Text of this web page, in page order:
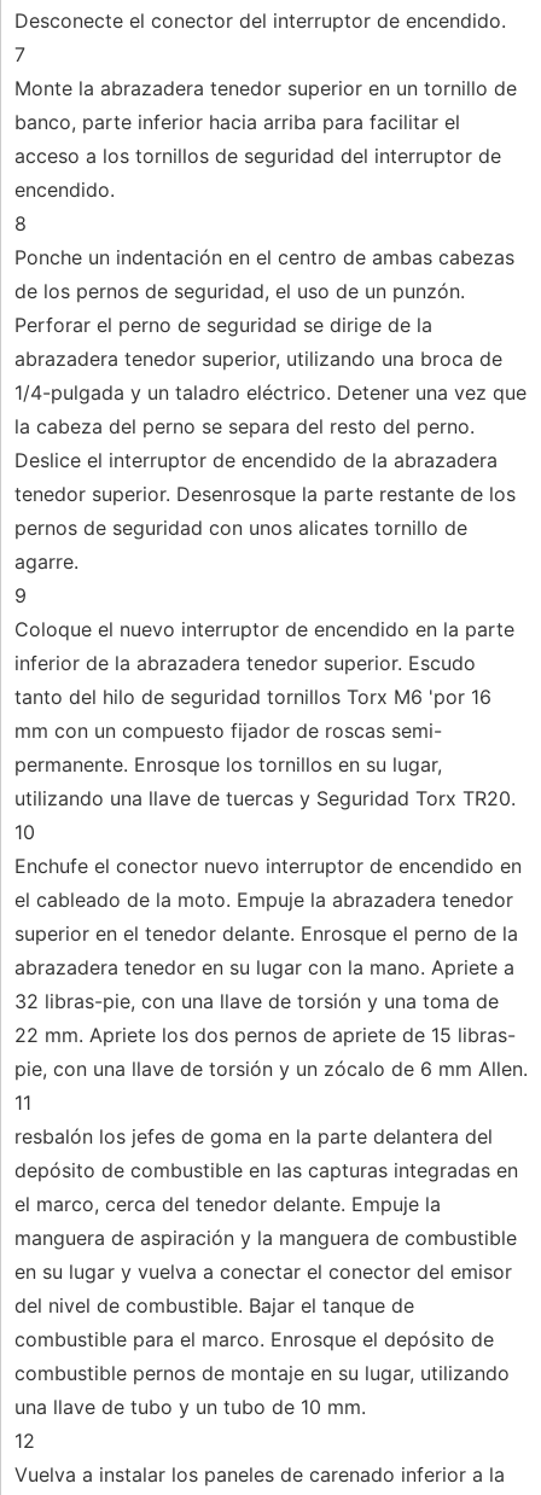
Desconecte el conector del interruptor de encendido.
7
Monte la abrazadera tenedor superior en un tornillo de
banco, parte inferior hacia arriba para facilitar el
acceso a los tornillos de seguridad del interruptor de
encendido.
8
Ponche un indentación en el centro de ambas cabezas
de los pernos de seguridad, el uso de un punzón.
Perforar el perno de seguridad se dirige de la
abrazadera tenedor superior, utilizando una broca de
1/4-pulgada y un taladro eléctrico. Detener una vez que
la cabeza del perno se separa del resto del perno.
Deslice el interruptor de encendido de la abrazadera
tenedor superior. Desenrosque la parte restante de los
pernos de seguridad con unos alicates tornillo de
agarre.
9
Coloque el nuevo interruptor de encendido en la parte
inferior de la abrazadera tenedor superior. Escudo
tanto del hilo de seguridad tornillos Torx M6 'por 16
mm con un compuesto fijador de roscas semi-
permanente. Enrosque los tornillos en su lugar,
utilizando una llave de tuercas y Seguridad Torx TR20.
10
Enchufe el conector nuevo interruptor de encendido en
el cableado de la moto. Empuje la abrazadera tenedor
superior en el tenedor delante. Enrosque el perno de la
abrazadera tenedor en su lugar con la mano. Apriete a
32 libras-pie, con una llave de torsión y una toma de
22 mm. Apriete los dos pernos de apriete de 15 libras-
pie, con una llave de torsión y un zócalo de 6 mm Allen.
11
resbalón los jefes de goma en la parte delantera del
depósito de combustible en las capturas integradas en
el marco, cerca del tenedor delante. Empuje la
manguera de aspiración y la manguera de combustible
en su lugar y vuelva a conectar el conector del emisor
del nivel de combustible. Bajar el tanque de
combustible para el marco. Enrosque el depósito de
combustible pernos de montaje en su lugar, utilizando
una llave de tubo y un tubo de 10 mm.
12
Vuelva a instalar los paneles de carenado inferior a la